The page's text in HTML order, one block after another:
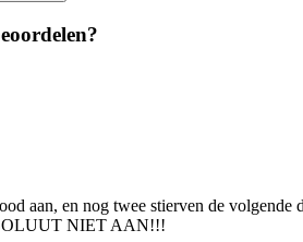
aan, en nog twee stierven de
NIET AAN!!!